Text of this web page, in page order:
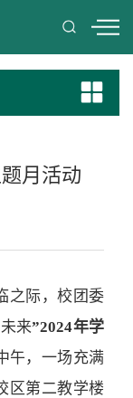
月活动
之际，校团委
来”2024年学
午，一场充满
区第二教学楼